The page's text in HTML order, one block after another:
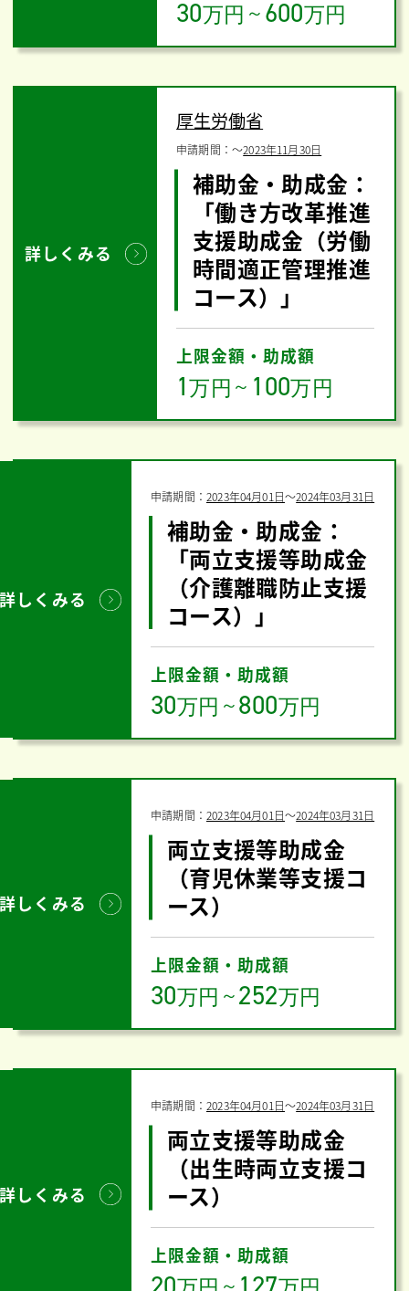
30万円 ～ 600万円
詳しくみる
厚生労働省
申請期間：〜2023年11月30日
補助金・助成金：
「働き方改革推進
支援助成金（労働
時間適正管理推進
コース）」
上限金額・助成額
1万円 ～ 100万円
詳しくみる
申請期間：2023年04月01日〜2024年03月31日
補助金・助成金：
「両立支援等助成金
（介護離職防止支援
コース）」
上限金額・助成額
30万円 ～800万円
詳しくみる
申請期間：2023年04月01日〜2024年03月31日
両立支援等助成金
（育児休業等支援コ
ース）
上限金額・助成額
30万円 ～252万円
詳しくみる
申請期間：2023年04月01日〜2024年03月31日
両立支援等助成金
（出生時両立支援コ
ース）
上限金額・助成額
～